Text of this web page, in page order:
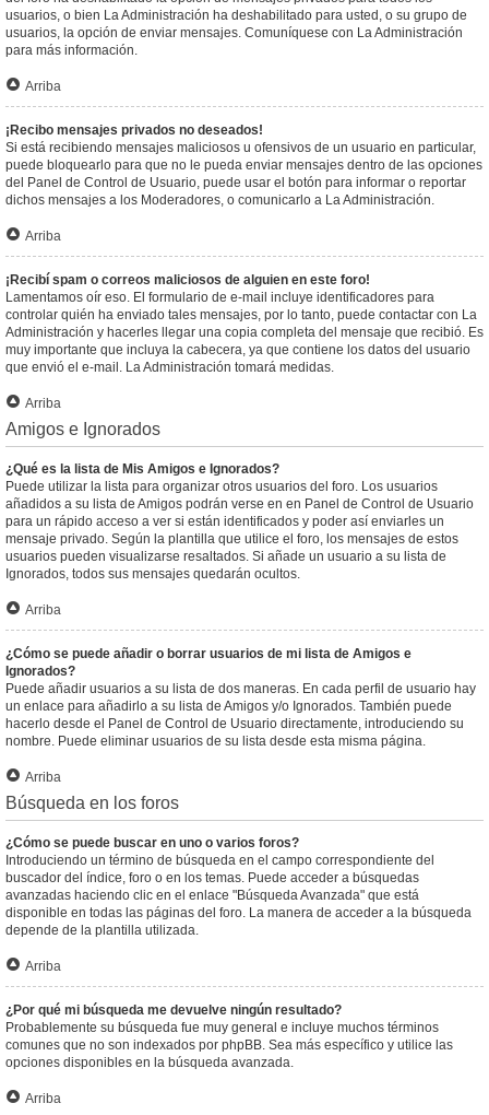
usuarios, o bien La Administración ha deshabilitado para usted, o su grupo de
usuarios, la opción de enviar mensajes. Comuníquese con La Administración
para más información.
Arriba
¡Recibo mensajes privados no deseados!
Si está recibiendo mensajes maliciosos u ofensivos de un usuario en particular,
puede bloquearlo para que no le pueda enviar mensajes dentro de las opciones
del Panel de Control de Usuario, puede usar el botón para informar o reportar
dichos mensajes a los Moderadores, o comunicarlo a La Administración.
Arriba
¡Recibí spam o correos maliciosos de alguien en este foro!
Lamentamos oír eso. El formulario de e-mail incluye identificadores para
controlar quién ha enviado tales mensajes, por lo tanto, puede contactar con La
Administración y hacerles llegar una copia completa del mensaje que recibió. Es
muy importante que incluya la cabecera, ya que contiene los datos del usuario
que envió el e-mail. La Administración tomará medidas.
Arriba
Amigos e Ignorados
¿Qué es la lista de Mis Amigos e Ignorados?
Puede utilizar la lista para organizar otros usuarios del foro. Los usuarios
añadidos a su lista de Amigos podrán verse en en Panel de Control de Usuario
para un rápido acceso a ver si están identificados y poder así enviarles un
mensaje privado. Según la plantilla que utilice el foro, los mensajes de estos
usuarios pueden visualizarse resaltados. Si añade un usuario a su lista de
Ignorados, todos sus mensajes quedarán ocultos.
Arriba
¿Cómo se puede añadir o borrar usuarios de mi lista de Amigos e
Ignorados?
Puede añadir usuarios a su lista de dos maneras. En cada perfil de usuario hay
un enlace para añadirlo a su lista de Amigos y/o Ignorados. También puede
hacerlo desde el Panel de Control de Usuario directamente, introduciendo su
nombre. Puede eliminar usuarios de su lista desde esta misma página.
Arriba
Búsqueda en los foros
¿Cómo se puede buscar en uno o varios foros?
Introduciendo un término de búsqueda en el campo correspondiente del
buscador del índice, foro o en los temas. Puede acceder a búsquedas
avanzadas haciendo clic en el enlace "Búsqueda Avanzada" que está
disponible en todas las páginas del foro. La manera de acceder a la búsqueda
depende de la plantilla utilizada.
Arriba
¿Por qué mi búsqueda me devuelve ningún resultado?
Probablemente su búsqueda fue muy general e incluye muchos términos
comunes que no son indexados por phpBB. Sea más específico y utilice las
opciones disponibles en la búsqueda avanzada.
Arriba